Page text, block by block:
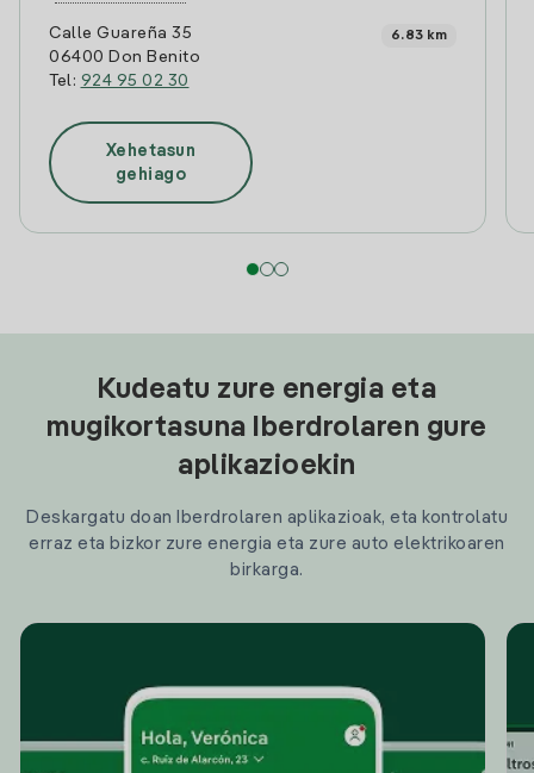
Calle Guareña 35
06400 Don Benito
Tel: 924 95 02 30
6.83 km
Xehetasun
gehiago
Kudeatu zure energia eta
mugikortasuna Iberdrolaren gure
aplikazioekin
Deskargatu doan Iberdrolaren aplikazioak, eta kontrolatu
erraz eta bizkor zure energia eta zure auto elektrikoaren
birkarga.